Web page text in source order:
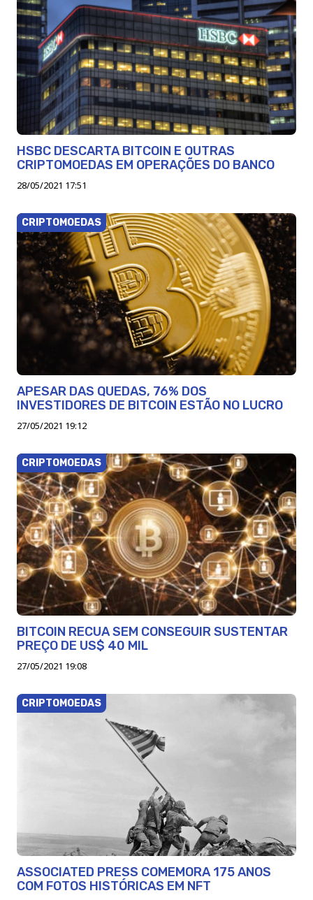
HSBC DESCARTA BITCOIN E OUTRAS
CRIPTOMOEDAS EM OPERAÇÕES DO BANCO
28/05/2021 17:51
CRIPTOMOEDAS
APESAR DAS QUEDAS, 76% DOS
INVESTIDORES DE BITCOIN ESTÃO NO LUCRO
27/05/2021 19:12
CRIPTOMOEDAS
BITCOIN RECUA SEM CONSEGUIR SUSTENTAR
PREÇO DE US$ 40 MIL
27/05/2021 19:08
CRIPTOMOEDAS
ASSOCIATED PRESS COMEMORA 175 ANOS
COM FOTOS HISTÓRICAS EM NFT